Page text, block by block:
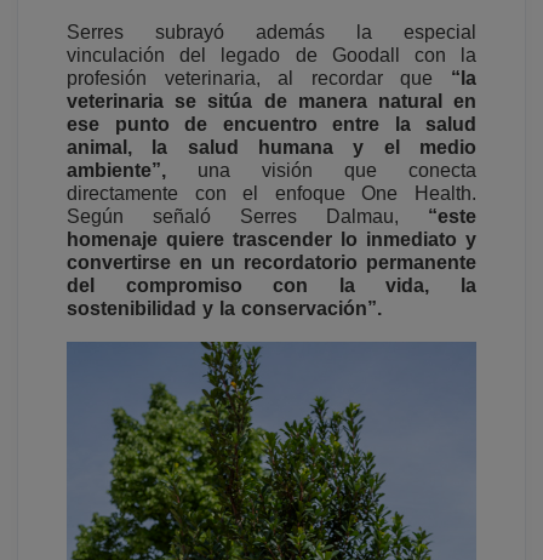
Serres subrayó además la especial
vinculación del legado de Goodall con la
profesión veterinaria, al recordar que “la
veterinaria se sitúa de manera natural en
ese punto de encuentro entre la salud
animal, la salud humana y el medio
ambiente”, una visión que conecta
directamente con el enfoque One Health.
Según señaló Serres Dalmau, “este
homenaje quiere trascender lo inmediato y
convertirse en un recordatorio permanente
del compromiso con la vida, la
sostenibilidad y la conservación”.